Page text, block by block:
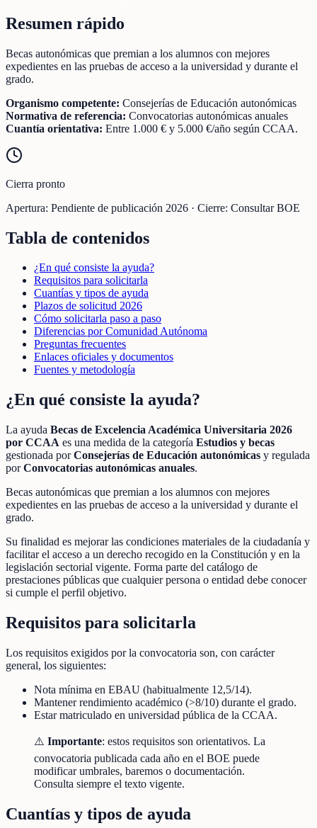
Resumen rápido
Becas autonómicas que premian a los alumnos con mejores
expedientes en las pruebas de acceso a la universidad y durante el
grado.
Organismo competente: Consejerías de Educación autonómicas
Normativa de referencia: Convocatorias autonómicas anuales
Cuantía orientativa: Entre 1.000 € y 5.000 €/año según CCAA.
Cierra pronto
Apertura: Pendiente de publicación 2026 · Cierre: Consultar BOE
Tabla de contenidos
¿En qué consiste la ayuda?
Requisitos para solicitarla
Cuantías y tipos de ayuda
Plazos de solicitud 2026
Cómo solicitarla paso a paso
Diferencias por Comunidad Autónoma
Preguntas frecuentes
Enlaces oficiales y documentos
Fuentes y metodología
¿En qué consiste la ayuda?
La ayuda Becas de Excelencia Académica Universitaria 2026
por CCAA es una medida de la categoría Estudios y becas
gestionada porConsejerías de Educación autonómicas y regulada
porConvocatorias autonómicas anuales.
Becas autonómicas que premian a los alumnos con mejores
expedientes en las pruebas de acceso a la universidad y durante el
grado.
Su finalidad es mejorar las condiciones materiales de la ciudadanía y
facilitar el acceso a un derecho recogido en la Constitución y en la
legislación sectorial vigente. Forma parte del catálogo de
prestaciones públicas que cualquier persona o entidad debe conocer
si cumple el perfil objetivo.
Requisitos para solicitarla
Los requisitos exigidos por la convocatoria son, con carácter
general, los siguientes:
Nota mínima en EBAU (habitualmente 12,5/14).
Mantener rendimiento académico (>8/10) durante el grado.
Estar matriculado en universidad pública de la CCAA.
⚠️ Importante: estos requisitos son orientativos. La
convocatoria publicada cada año en el BOE puede
modificar umbrales, baremos o documentación.
Consulta siempre el texto vigente.
Cuantías y tipos de ayuda